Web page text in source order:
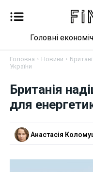
Новини
Бізнес
Фінанси
Валютний
Головні
Головна Новини
України
Британія
для
Анастасія